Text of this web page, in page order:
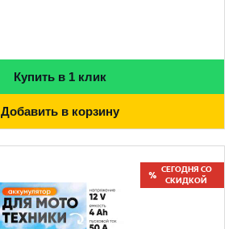
Купить в 1 клик
Добавить в корзину
СЕГОДНЯ СО
СКИДКОЙ